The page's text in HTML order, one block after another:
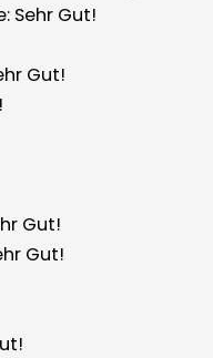
Sehr Gut!
Gut!
Gut!
Gut!